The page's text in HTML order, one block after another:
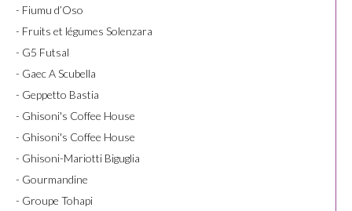
- Fiumu d’Oso
- Fruits et légumes Solenzara
- G5 Futsal
- Gaec A Scubella
- Geppetto Bastia
- Ghisoni's Coffee House
- Ghisoni's Coffee House
- Ghisoni-Mariotti Biguglia
- Gourmandine
- Groupe Tohapi